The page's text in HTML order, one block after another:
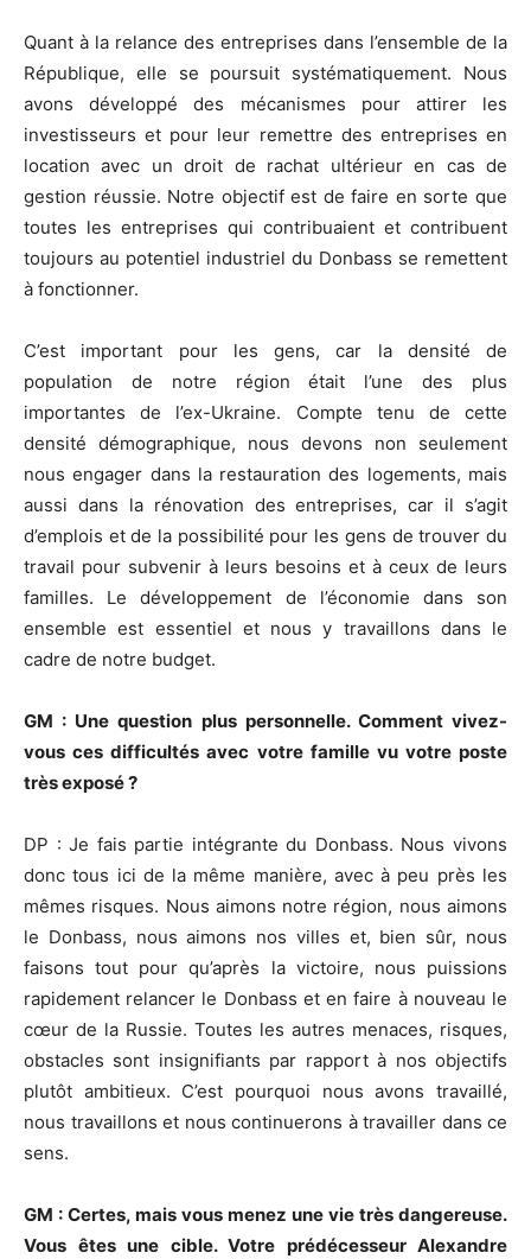
Quant à la relance des entreprises dans l’ensemble de la
République, elle se poursuit systématiquement. Nous
avons développé des mécanismes pour attirer les
investisseurs et pour leur remettre des entreprises en
location avec un droit de rachat ultérieur en cas de
gestion réussie. Notre objectif est de faire en sorte que
toutes les entreprises qui contribuaient et contribuent
toujours au potentiel industriel du Donbass se remettent
à fonctionner.
C’est important pour les gens, car la densité de
population de notre région était l’une des plus
importantes de l’ex-Ukraine. Compte tenu de cette
densité démographique, nous devons non seulement
nous engager dans la restauration des logements, mais
aussi dans la rénovation des entreprises, car il s’agit
d’emplois et de la possibilité pour les gens de trouver du
travail pour subvenir à leurs besoins et à ceux de leurs
familles. Le développement de l’économie dans son
ensemble est essentiel et nous y travaillons dans le
cadre de notre budget.
GM : Une question plus personnelle. Comment vivez-
vous ces difficultés avec votre famille vu votre poste
très exposé ?
DP : Je fais partie intégrante du Donbass. Nous vivons
donc tous ici de la même manière, avec à peu près les
mêmes risques. Nous aimons notre région, nous aimons
le Donbass, nous aimons nos villes et, bien sûr, nous
faisons tout pour qu’après la victoire, nous puissions
rapidement relancer le Donbass et en faire à nouveau le
cœur de la Russie. Toutes les autres menaces, risques,
obstacles sont insignifiants par rapport à nos objectifs
plutôt ambitieux. C’est pourquoi nous avons travaillé,
nous travaillons et nous continuerons à travailler dans ce
sens.
GM : Certes, mais vous menez une vie très dangereuse.
Vous êtes une cible. Votre prédécesseur Alexandre